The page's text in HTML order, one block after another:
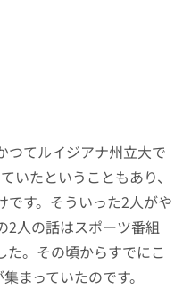
つてルイジアナ州立大で
いたということもあり、
です。そういった2人がや
2人の話はスポーツ番組
た。その頃からすでにこ
まっていたのです。